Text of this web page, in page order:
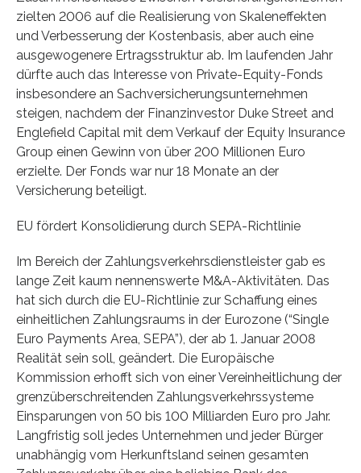
zielten 2006 auf die Realisierung von Skaleneffekten
und Verbesserung der Kostenbasis, aber auch eine
ausgewogenere Ertragsstruktur ab. Im laufenden Jahr
dürfte auch das Interesse von Private-Equity-Fonds
insbesondere an Sachversicherungsunternehmen
steigen, nachdem der Finanzinvestor Duke Street and
Englefield Capital mit dem Verkauf der Equity Insurance
Group einen Gewinn von über 200 Millionen Euro
erzielte. Der Fonds war nur 18 Monate an der
Versicherung beteiligt.
EU fördert Konsolidierung durch SEPA-Richtlinie
Im Bereich der Zahlungsverkehrsdienstleister gab es
lange Zeit kaum nennenswerte M&A-Aktivitäten. Das
hat sich durch die EU-Richtlinie zur Schaffung eines
einheitlichen Zahlungsraums in der Eurozone (“Single
Euro Payments Area, SEPA”), der ab 1. Januar 2008
Realität sein soll, geändert. Die Europäische
Kommission erhofft sich von einer Vereinheitlichung der
grenzüberschreitenden Zahlungsverkehrssysteme
Einsparungen von 50 bis 100 Milliarden Euro pro Jahr.
Langfristig soll jedes Unternehmen und jeder Bürger
unabhängig vom Herkunftsland seinen gesamten